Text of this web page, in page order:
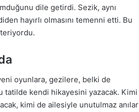
dile getirdi. Sezik, aynı
hayırlı olmasını temenni etti. Bu
oyunlara, gezilere, belki de
tatilde kendi hikayesini yazacak. Kimi
kimi de ailesiyle unutulmaz anılar